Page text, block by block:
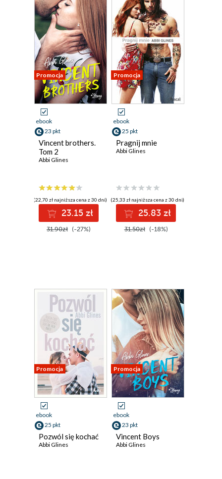
Promocja
ebook
23 pkt
Vincent brothers.
Tom 2
Abbi Glines
(22,70 zł najniższa cena z 30 dni)
23.15 zł
31.90zł (-27%)
Promocja
ebook
25 pkt
Pragnij mnie
Abbi Glines
(25,33 zł najniższa cena z 30 dni)
25.83 zł
31.50zł (-18%)
Promocja
ebook
25 pkt
Pozwól się kochać
Abbi Glines
Promocja
ebook
23 pkt
Vincent Boys
Abbi Glines